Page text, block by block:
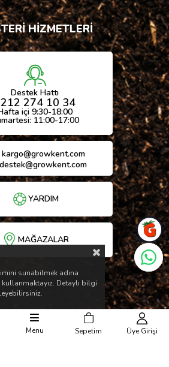
HİZMETLERİ
Destek Hattı
274 10 34
içi 9:30-18:00
11:00-17:00
kargo@growkent.com
destek@growkent.com
YARDIM
MAĞAZALAR
sunabilmek adına
kullanmaktayız. Detaylı bilgi
Menu Sepetim Üye Girişi